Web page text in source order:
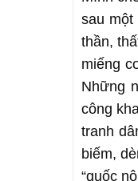
sau
thần,
miếng
Những
công
tranh
biếm,
“quốc